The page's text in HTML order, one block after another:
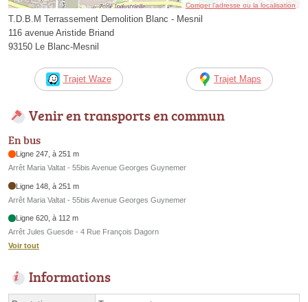
Corriger l’adresse ou la localisation
T.D.B.M Terrassement Demolition Blanc - Mesnil
116 avenue Aristide Briand
93150 Le Blanc-Mesnil
Trajet Waze Trajet Maps
Venir en transports en commun
En bus
Ligne 247, à 251 m
Arrêt Maria Valtat - 55bis Avenue Georges Guynemer
Ligne 148, à 251 m
Arrêt Maria Valtat - 55bis Avenue Georges Guynemer
Ligne 620, à 112 m
Arrêt Jules Guesde - 4 Rue François Dagorn
Voir tout
Informations